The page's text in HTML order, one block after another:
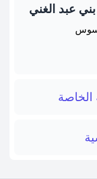
عبد الغني
الخاصة